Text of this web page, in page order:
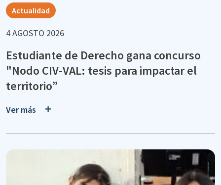
Actualidad
4 AGOSTO 2026
Estudiante de Derecho gana concurso
"Nodo CIV-VAL: tesis para impactar el
territorio”
Ver más